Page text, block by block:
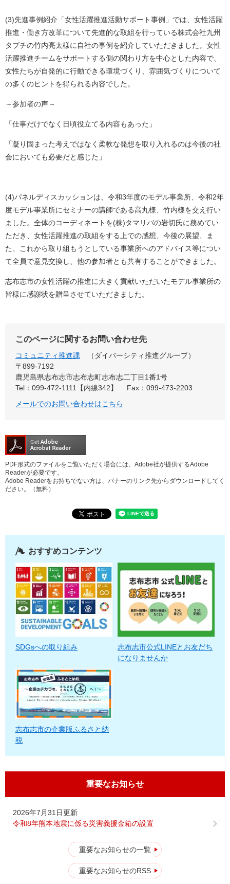
(3)先進事例紹介「女性活躍推進活動サポート事例」では、女性活躍
推進・働き方改革について先進的な取組を行っている株式会社九州
タブチの竹内亮太様に自社の事例を紹介していただきました。女性
活躍推進チームをサポートする側の関わり方を中心とした内容で、
女性たちが自発的に行動できる環境づくり、雰囲気づくりについて
の多くのヒントを得られる内容でした。​
～参加者の声～
「仕事だけでなく日頃役立てる内容もあった」
「凝り固まった考えではなく柔軟な発想を取り入れるのは今後の社
会においても必要だと感じた」
(4)パネルディスカッションは、令和3年度のモデル事業所、令和2年
度モデル事業所にセミナーの講師である高丸様、竹内様を交え行い
ました。全体のコーディネートを(株)タマリバの岩切氏に務めてい
ただき、女性活躍推進の取組をする上での感想、今後の展望、ま
た、これから取り組もうとしている事業所へのアドバイス等につい
て全員で意見交換し、他の参加者とも共有することができました。
志布志市の女性活躍の推進に大きく貢献いただいたモデル事業所の
皆様に感謝状を贈呈させていただきました。
このページに関するお問い合わせ先
コミュニティ推進課
ダイバーシティ推進グループ
〒899-7192
鹿児島県志布志市志布志町志布志二丁目1番1号
Tel：099-472-1111【内線342】
Fax：099-473-2203
メールでのお問い合わせはこちら
PDF形式のファイルをご覧いただく場合には、Adobe社が提供するAdobe
Readerが必要です。
Adobe Readerをお持ちでない方は、バナーのリンク先からダウンロードしてく
ださい。（無料）
おすすめコンテンツ
SDGsへの取り組み
志布志市公式LINEとお友だち
になりませんか
志布志市の企業版ふるさと納
税
重要なお知らせ
2026年7月31日更新
令和8年熊本地震に係る災害義援金箱の設置
重要なお知らせの一覧
重要なお知らせのRSS